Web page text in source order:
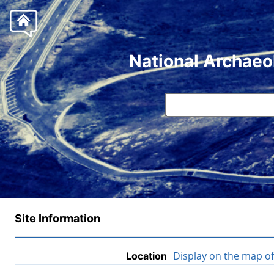
National
Site Information
Location Display on the map